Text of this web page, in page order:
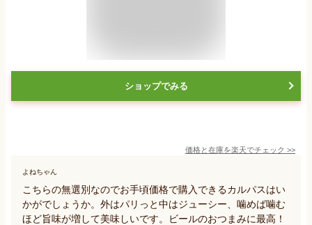
ショップでみる
価格と在庫を楽天でチェック >>
よねちゃん
こちらの無選別なのでお手頃価格で購入できるカルパスはい
かがでしょうか。外はパリっと中はジューシー、噛めば噛む
ほど旨味が増して美味しいです。ビールのおつまみに最高！